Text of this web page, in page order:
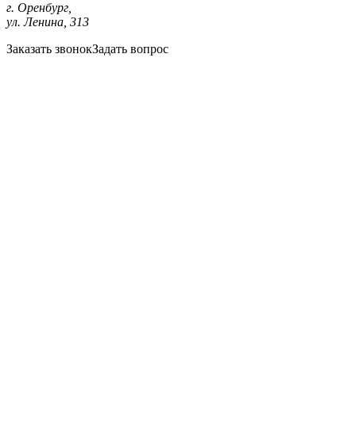
г. Оренбург,
ул. Ленина, 313
Заказать звонокЗадать вопрос